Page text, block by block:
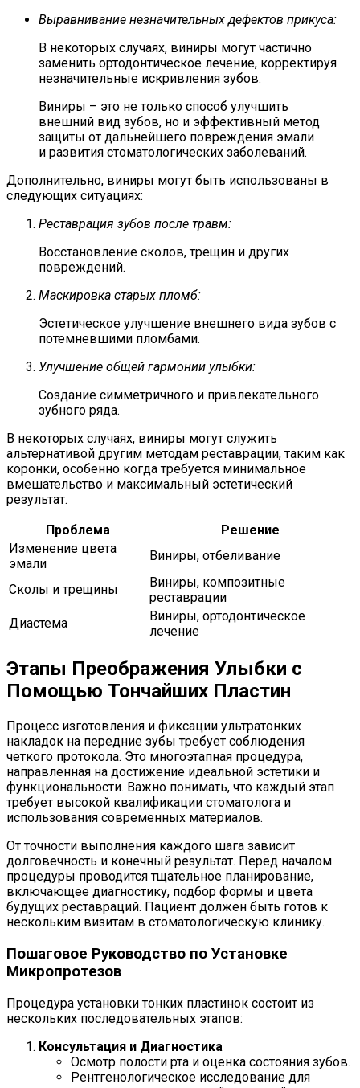
Выравнивание незначительных дефектов прикуса:
В некоторых случаях, виниры могут частично
заменить ортодонтическое лечение, корректируя
незначительные искривления зубов.
Виниры – это не только способ улучшить
внешний вид зубов, но и эффективный метод
защиты от дальнейшего повреждения эмали
и развития стоматологических заболеваний.
Дополнительно, виниры могут быть использованы в
следующих ситуациях:
Реставрация зубов после травм:
Восстановление сколов, трещин и других
повреждений.
Маскировка старых пломб:
Эстетическое улучшение внешнего вида зубов с
потемневшими пломбами.
Улучшение общей гармонии улыбки:
Создание симметричного и привлекательного
зубного ряда.
В некоторых случаях, виниры могут служить
альтернативой другим методам реставрации, таким как
коронки, особенно когда требуется минимальное
вмешательство и максимальный эстетический
результат.
Проблема
Решение
Изменение цвета
эмали
Виниры, отбеливание
Сколы и трещины
Виниры, композитные
реставрации
Диастема
Виниры, ортодонтическое
лечение
Этапы Преображения Улыбки с
Помощью Тончайших Пластин
Процесс изготовления и фиксации ультратонких
накладок на передние зубы требует соблюдения
четкого протокола. Это многоэтапная процедура,
направленная на достижение идеальной эстетики и
функциональности. Важно понимать, что каждый этап
требует высокой квалификации стоматолога и
использования современных материалов.
От точности выполнения каждого шага зависит
долговечность и конечный результат. Перед началом
процедуры проводится тщательное планирование,
включающее диагностику, подбор формы и цвета
будущих реставраций. Пациент должен быть готов к
нескольким визитам в стоматологическую клинику.
Пошаговое Руководство по Установке
Микропротезов
Процедура установки тонких пластинок состоит из
нескольких последовательных этапов:
Консультация и Диагностика
Осмотр полости рта и оценка состояния зубов.
Рентгенологическое исследование для